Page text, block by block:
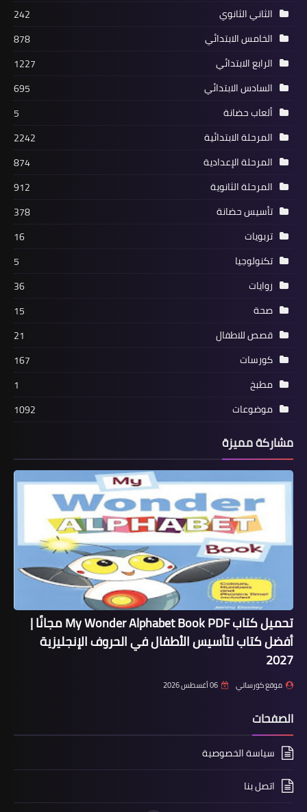
الثاني الثانوي
242
الخامس الابتدائي
878
الرابع الابتدائي
1227
السادس الابتدائي
695
ألعاب حضانة
5
المرحلة الابتدائية
2242
المرحلة الإعدادية
874
المرحلة الثانوية
912
تأسيس حضانة
378
تربويات
16
تكنولوجيا
5
روايات
36
صحة
15
قصص للاطفال
21
كورسات
167
مطبخ
1
موضوعات
1092
مشاركة مميزة
تحميل كتاب My Wonder Alphabet Book PDF مجانًا |
أفضل كتاب لتأسيس الأطفال في الحروف الإنجليزية
2027
موقع كورساتي 06 أغسطس 2026
الصفحات
سياسة الخصوصية
اتصل بنا